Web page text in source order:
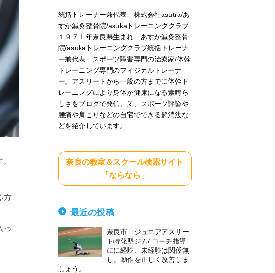
方
っ
統括トレーナー兼代表 株式会社asutra/あ
すか鍼灸整骨院/asukaトレーニングクラブ
１９７１年奈良県生まれ あすか鍼灸整骨
院/asukaトレーニングクラブ統括トレーナ
ー兼代表 スポーツ障害専門の治療家/体幹
トレーニング専門のフィジカルトレーナ
ー。アスリートから一般の方までに体幹ト
レーニングにより身体が健康になる素晴ら
しさをブログで発信。又、スポーツ評論や
腰痛や肩こりなどの自宅でできる解消法な
どを紹介しています。
奈良の教室＆スクール検索サイト
「ならなら」
最近の投稿
奈良市 ジュニアアスリー
ト特化型ジム/ コーチ指導
にに経験、未経験は関係無
し。動作を正しく改善しま
しょう。